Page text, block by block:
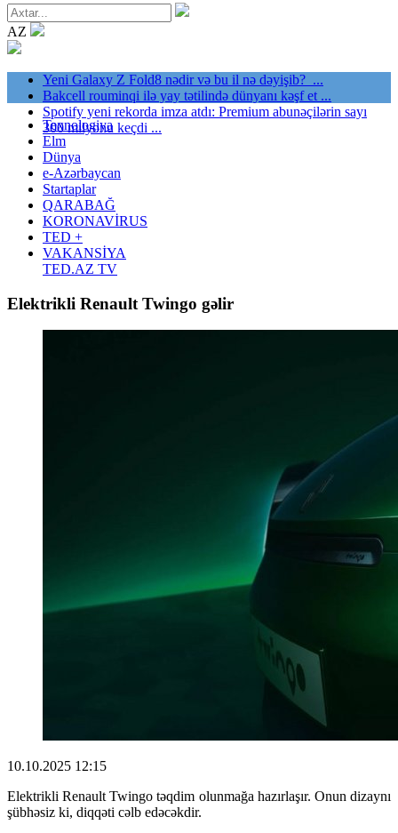
AZ
Yeni Galaxy Z Fold8 nədir və bu il nə dəyişib? ...
Bakcell rouminqi ilə yay tətilində dünyanı kəşf et ...
Spotify yeni rekorda imza atdı: Premium abunəçilərin sayı
300 milyonu keçdi ...
Texnologiya
Elm
Dünya
e-Azərbaycan
Startaplar
QARABAĞ
KORONAVİRUS
TED +
VAKANSİYA
TED.AZ TV
Elektrikli Renault Twingo gəlir
10.10.2025 12:15
Elektrikli Renault Twingo təqdim olunmağa hazırlaşır. Onun dizaynı
şübhəsiz ki, diqqəti cəlb edəcəkdir.